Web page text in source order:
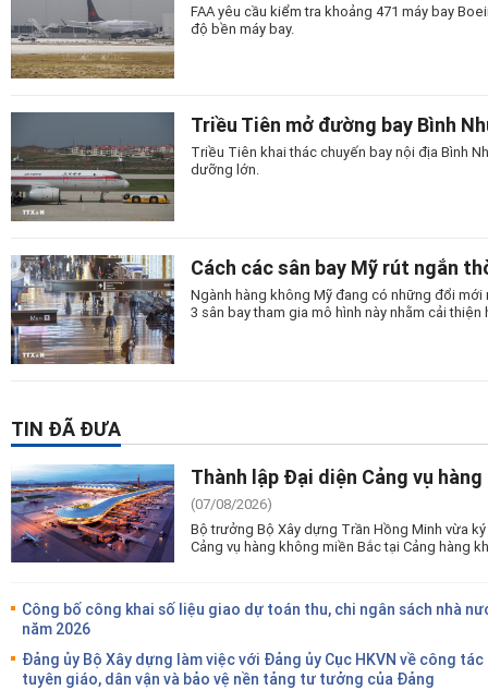
FAA yêu cầu kiểm tra khoảng 471 máy bay
độ bền máy bay.
Triều Tiên mở đường bay Bình
Triều Tiên khai thác chuyến bay nội địa Bình
dưỡng lớn.
Cách các sân bay Mỹ rút ngắn
Ngành hàng không Mỹ đang có những đổi
3 sân bay tham gia mô hình này nhằm cải thiện
TIN ĐÃ ĐƯA
Thành lập Đại diện Cảng vụ
(07/08/2026)
Bộ trưởng Bộ Xây dựng Trần Hồng Minh vừa
Cảng vụ hàng không miền Bắc tại Cảng hàng
Công bố công khai số liệu giao dự toán thu, chi ngân sách nhà
năm 2026
Đảng ủy Bộ Xây dựng làm việc với Đảng ủy Cục HKVN về công tác
tuyên giáo, dân vận và bảo vệ nền tảng tư tưởng của Đảng